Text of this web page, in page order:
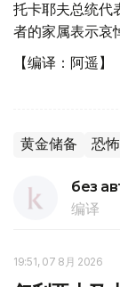
托卡耶夫总统代
者的家属表示哀
【编译：阿遥】
黄金储备 恐
без
编译
19:51, 07 8月 2026